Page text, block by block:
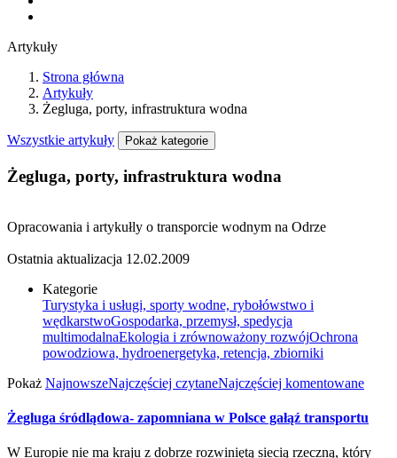
Artykuły
Strona główna
Artykuły
Żegluga, porty, infrastruktura wodna
Wszystkie artykuły Pokaż kategorie
Żegluga, porty, infrastruktura wodna
Opracowania i artykułly o transporcie wodnym na Odrze
Ostatnia aktualizacja 12.02.2009
Kategorie
Turystyka i usługi, sporty wodne, rybołówstwo i
wędkarstwoGospodarka, przemysł, spedycja
multimodalnaEkologia i zrównoważony rozwójOchrona
powodziowa, hydroenergetyka, retencja, zbiorniki
Pokaż NajnowszeNajczęściej czytaneNajczęściej komentowane
Żegluga śródlądowa- zapomniana w Polsce gałąź transportu
W Europie nie ma kraju z dobrze rozwiniętą siecią rzeczną, który